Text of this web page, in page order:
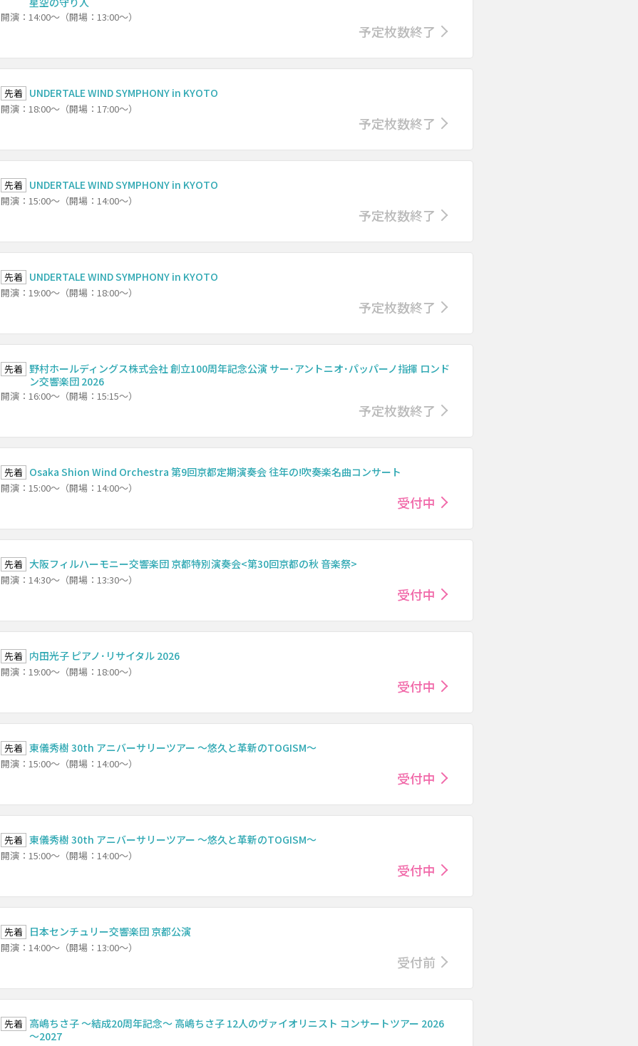
開演：14:00～（開場：13:00～）
予定枚数終了
先着 UNDERTALE WIND SYMPHONY in KYOTO
開演：18:00～（開場：17:00～）
予定枚数終了
先着 UNDERTALE WIND SYMPHONY in KYOTO
開演：15:00～（開場：14:00～）
予定枚数終了
先着 UNDERTALE WIND SYMPHONY in KYOTO
開演：19:00～（開場：18:00～）
予定枚数終了
先着 野村ホールディングス株式会社 創立100周年記念公演 サー･アントニオ･パッパーノ指揮 ロンド
ン交響楽団 2026
開演：16:00～（開場：15:15～）
予定枚数終了
先着 Osaka Shion Wind Orchestra 第9回京都定期演奏会 往年の!吹奏楽名曲コンサート
開演：15:00～（開場：14:00～）
受付中
先着 大阪フィルハーモニー交響楽団 京都特別演奏会<第30回京都の秋 音楽祭>
開演：14:30～（開場：13:30～）
受付中
先着 内田光子 ピアノ･リサイタル 2026
開演：19:00～（開場：18:00～）
受付中
先着 東儀秀樹 30th アニバーサリーツアー ～悠久と革新のTOGISM～
開演：15:00～（開場：14:00～）
受付中
先着 東儀秀樹 30th アニバーサリーツアー ～悠久と革新のTOGISM～
開演：15:00～（開場：14:00～）
受付中
先着 日本センチュリー交響楽団 京都公演
開演：14:00～（開場：13:00～）
受付前
先着 高嶋ちさ子 ～結成20周年記念～ 高嶋ちさ子 12人のヴァイオリニスト コンサートツアー 2026
～2027